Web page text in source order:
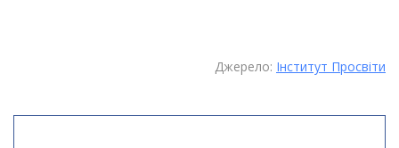
Джерело: Інститут Просвіти